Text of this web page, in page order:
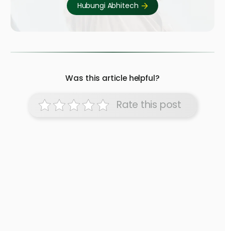
Hubungi Abhitech
Was this article helpful?
Rate this post